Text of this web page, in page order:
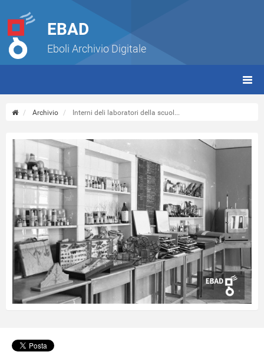
EBAD
Eboli Archivio Digitale
Archivio Interni deli laboratori della scuol...